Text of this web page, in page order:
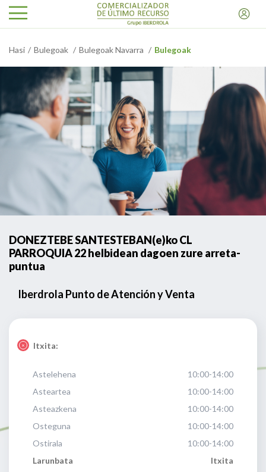
Hasi Bulegoak Bulegoak Navarra Bulegoak
DONEZTEBE SANTESTEBAN(e)ko CL
PARROQUIA 22 helbidean dagoen zure arreta-
puntua
Iberdrola Punto de Atención y Venta
Itxita:
Astelehena
10:00-14:00
Asteartea
10:00-14:00
Asteazkena
10:00-14:00
Osteguna
10:00-14:00
Ostirala
10:00-14:00
Larunbata
Itxita